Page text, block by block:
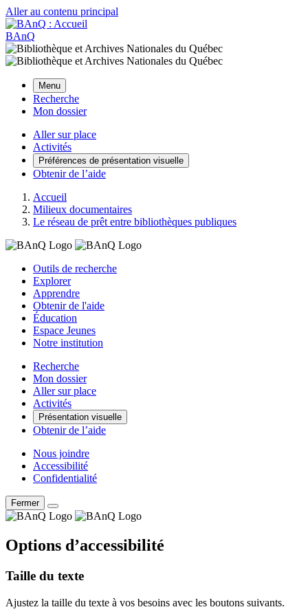
Aller au contenu principal
BAnQ
Menu
Recherche
Mon dossier
Aller sur place
Activités
Préférences de présentation visuelle
Obtenir de l’aide
Accueil
Milieux documentaires
Le réseau de prêt entre bibliothèques publiques
Outils de recherche
Explorer
Apprendre
Obtenir de l'aide
Éducation
Espace Jeunes
Notre institution
Recherche
Mon dossier
Aller sur place
Activités
Présentation visuelle
Obtenir de l’aide
Nous joindre
Accessibilité
Confidentialité
Fermer
Options d’accessibilité
Taille du texte
Ajustez la taille du texte à vos besoins avec les boutons suivants.